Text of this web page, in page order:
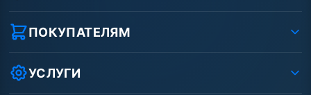
О компании
Реквизиты ООО «Шоп АВД»
Условия соглашения
Вакансии
ПОКУПАТЕЛЯМ
Как заказать?
Оплата
УСЛУГИ
Ремонт АВД